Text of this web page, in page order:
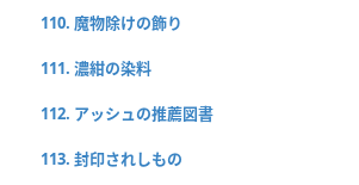
110. 魔物除けの飾り
111. 濃紺の染料
112. アッシュの推薦図書
113. 封印されしもの